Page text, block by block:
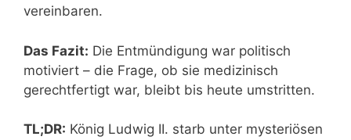
vereinbaren.
Das Fazit: Die Entmündigung war politisch
motiviert – die Frage, ob sie medizinisch
gerechtfertigt war, bleibt bis heute umstritten.
TL;DR: König Ludwig II. starb unter mysteriösen